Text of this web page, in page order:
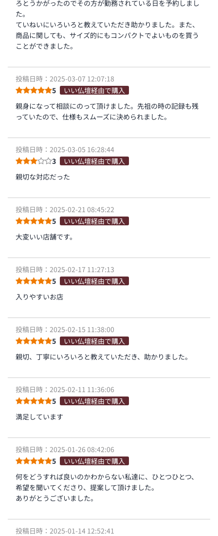
ろとうかがったのでその方が勤務されている日を予約しまし
た。
ていねいにいろいろと教えていただき助かりました。また、
商品に関しても、サイズ的にもコンパクトでよいものを買う
ことができました。
投稿日時：2025-03-07 12:07:18
5
いい仏壇経由で購入
親身になって相談にのって頂けました。先祖の時の記録も残
っていたので、仕様もスムーズに決められました。
投稿日時：2025-03-05 16:28:44
3
いい仏壇経由で購入
親切な対応だった
投稿日時：2025-02-21 08:45:22
5
いい仏壇経由で購入
大変いい店舗です。
投稿日時：2025-02-17 11:27:13
5
いい仏壇経由で購入
入りやすいお店
投稿日時：2025-02-15 11:38:00
5
いい仏壇経由で購入
親切、丁寧にいろいろと教えていただき、助かりました。
投稿日時：2025-02-11 11:36:06
5
いい仏壇経由で購入
満足しています
投稿日時：2025-01-26 08:42:06
5
いい仏壇経由で購入
何をどうすれば良いのかわからない私達に、ひとつひとつ、
希望を聞いてくださり、提案して頂けました。
ありがとうございました。
投稿日時：2025-01-14 12:52:41